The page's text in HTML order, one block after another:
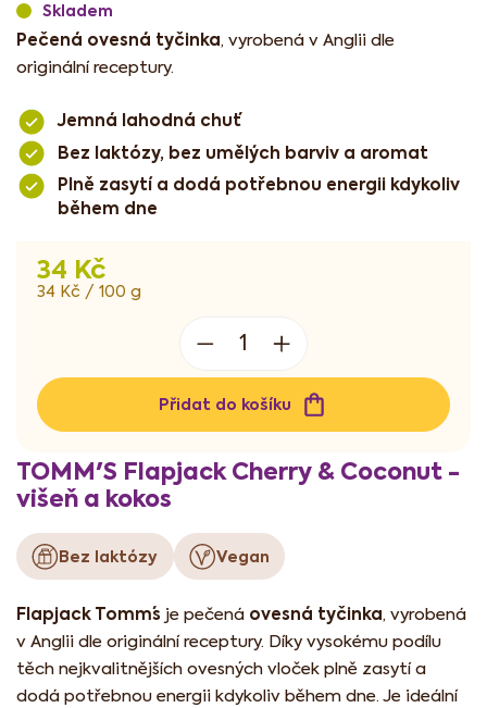
34 Kč
Měrná
34 Kč / 100 g
Skladem
Přidat do košíku
Pečená ovesná tyčinka, vyrobená v Anglii dle
originální receptury.
Jemná lahodná chuť
Bez laktózy, bez umělých barviv a aromat
Plně zasytí a dodá potřebnou energii kdykoliv
během dne
TOMM'S Flapjack Cherry & Coconut -
višeň a kokos
Bez laktózy Vegan
Flapjack Tomm´s je pečená ovesná tyčinka, vyrobená
v Anglii dle originální receptury. Díky vysokému podílu
těch nejkvalitnějších ovesných vloček plně zasytí a
dodá potřebnou energii kdykoliv během dne. Je ideální